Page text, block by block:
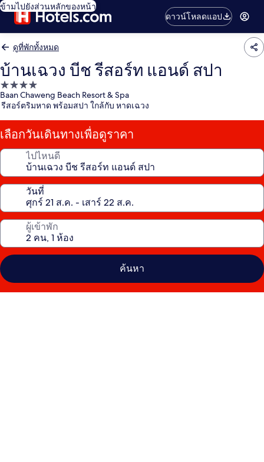
ข้ามไปยังส่วนหลักของหน้า
ดาวน์โหลดแอป
ดูที่พักทั้งหมด
บ้านเฉวง บีช รีสอร์ท แอนด์ สปา
ที่พัก
4.0
Baan Chaweng Beach Resort & Spa
รีสอร์ตริมหาด พร้อมสปา ใกล้กับ หาดเฉวง
เลือกวันเดินทางเพื่อดูราคา
ไปไหนดี
วันที่
ผู้เข้าพัก
ค้นหา